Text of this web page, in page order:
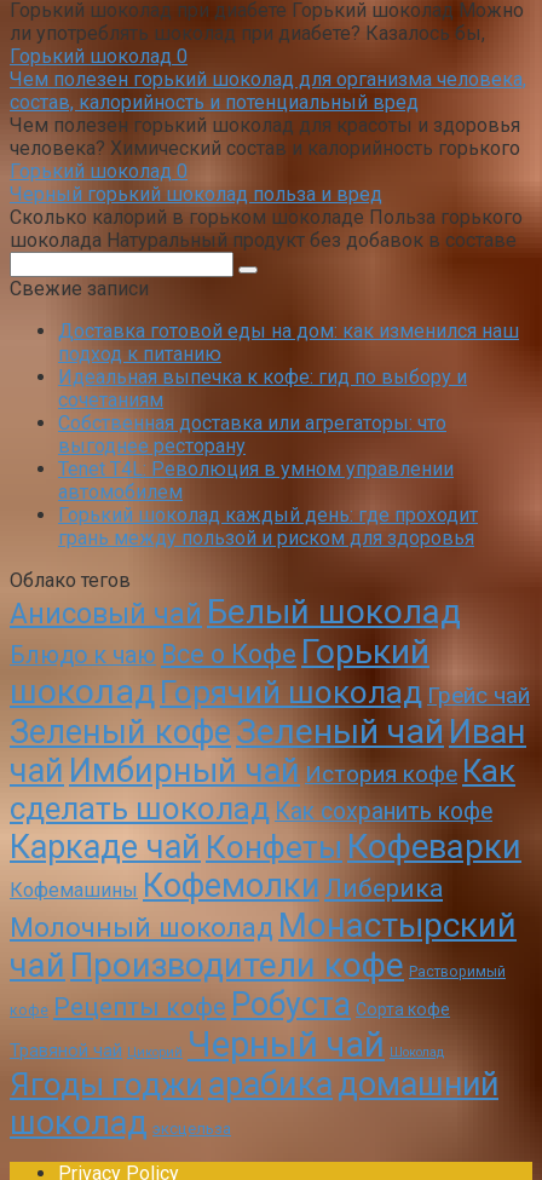
Горький шоколад при диабете Горький шоколад Можно
ли употреблять шоколад при диабете? Казалось бы,
Горький шоколад 0
Чем полезен горький шоколад для организма человека,
состав, калорийность и потенциальный вред
Чем полезен горький шоколад для красоты и здоровья
человека? Химический состав и калорийность горького
Горький шоколад 0
Черный горький шоколад польза и вред
Сколько калорий в горьком шоколаде Польза горького
шоколада Натуральный продукт без добавок в составе
Свежие записи
Доставка готовой еды на дом: как изменился наш
подход к питанию
Идеальная выпечка к кофе: гид по выбору и
сочетаниям
Собственная доставка или агрегаторы: что
выгоднее ресторану
Tenet T4L: Революция в умном управлении
автомобилем
Горький шоколад каждый день: где проходит
грань между пользой и риском для здоровья
Облако тегов
Анисовый чай Белый шоколад
Блюдо к чаю Все о Кофе Горький
шоколад Горячий шоколад Грейс чай
Зеленый кофеЗеленый чай Иван
чай Имбирный чай История кофе Как
сделать шоколад Как сохранить кофе
Каркаде чай Конфеты Кофеварки
Кофемашины Кофемолки Либерика
Молочный шоколад Монастырский
чай Производители кофе Растворимый
кофе Рецепты кофе Робуста Сорта кофе
Травяной чай Цикорий Черный чай Шоколад
Ягоды годжи арабикадомашний
шоколад эксцельза
Privacy Policy